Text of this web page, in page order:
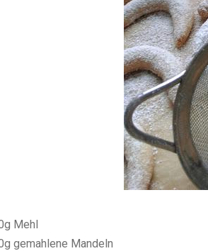
Mehl
gemahlene Mandeln